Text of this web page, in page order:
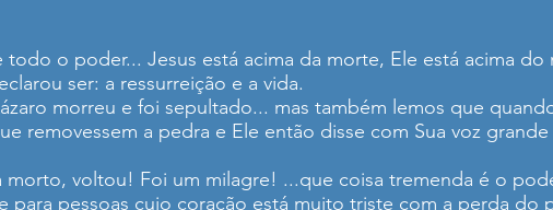
todo o poder... Jesus está acima da morte, Ele está acima do
ser: a ressurreição e a vida.
morreu e foi sepultado... mas também lemos que
removessem a pedra e Ele então disse com Sua voz
morto, voltou! Foi um milagre! ...que coisa tremenda é o
para pessoas cujo coração está muito triste com a perda do